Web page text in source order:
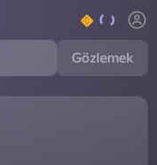
Gözlemek